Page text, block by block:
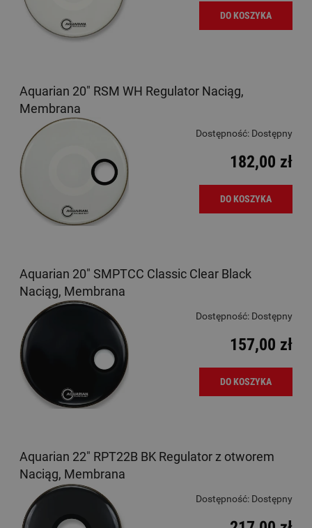
DO KOSZYKA
Aquarian 20" RSM WH Regulator Naciąg,
Membrana
Dostępność: Dostępny
182,00 zł
DO KOSZYKA
Aquarian 20" SMPTCC Classic Clear Black
Naciąg, Membrana
Dostępność: Dostępny
157,00 zł
DO KOSZYKA
Aquarian 22" RPT22B BK Regulator z otworem
Naciąg, Membrana
Dostępność: Dostępny